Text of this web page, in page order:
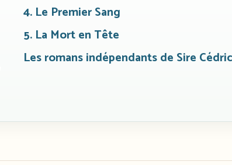
4. Le Premier Sang
5. La Mort en Tête
Les romans indépendants de Sire Cédric